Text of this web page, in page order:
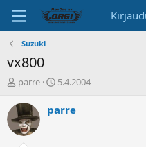
Suzuki
vx800
K
s
k
u
s
parre
A
o
5.4.2004
parre